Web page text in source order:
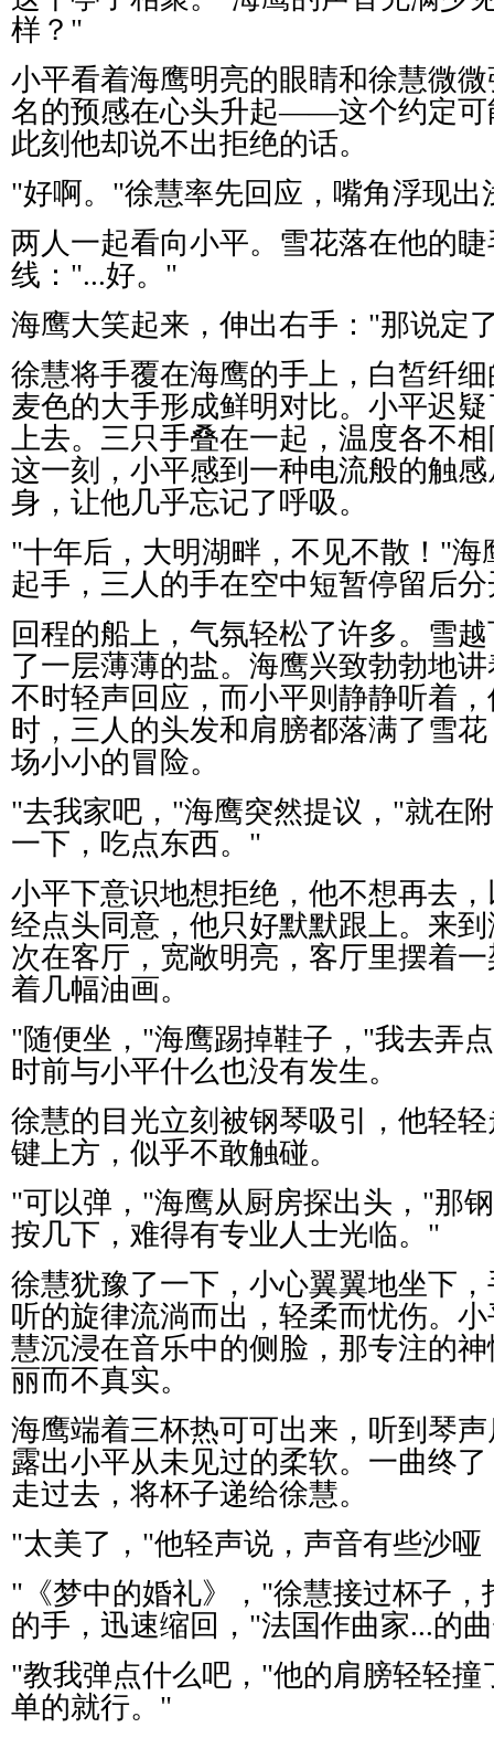
样？ "
小平看着海鹰明亮的眼睛和徐慧微
名的预感在心头升起——这个约定
此刻他却说不出拒绝的话。
"好啊。 "徐慧率先回应，嘴角浮现出
两人一起看向小平。雪花落在他的
线： "...好。 "
海鹰大笑起来，伸出右手： "那说定
徐慧将手覆在海鹰的手上，白皙纤
麦色的大手形成鲜明对比。小平迟
上去。三只手叠在一起，温度各不
这一刻，小平感到一种电流般的触
身，让他几乎忘记了呼吸。
"十年后，大明湖畔，不见不散！ "海
起手，三人的手在空中短暂停留后
回程的船上，气氛轻松了许多。雪
了一层薄薄的盐。海鹰兴致勃勃地
不时轻声回应，而小平则静静听着
时，三人的头发和肩膀都落满了雪
场小小的冒险。
"去我家吧， "海鹰突然提议， "就在
一下，吃点东西。 "
小平下意识地想拒绝，他不想再去
经点头同意，他只好默默跟上。来
次在客厅，宽敞明亮，客厅里摆着
着几幅油画。
"随便坐， "海鹰踢掉鞋子， "我去弄
时前与小平什么也没有发生。
徐慧的目光立刻被钢琴吸引，他轻
键上方，似乎不敢触碰。
"可以弹， "海鹰从厨房探出头， "那
按几下，难得有专业人士光临。 "
徐慧犹豫了一下，小心翼翼地坐下
听的旋律流淌而出，轻柔而忧伤。
慧沉浸在音乐中的侧脸，那专注的
丽而不真实。
海鹰端着三杯热可可出来，听到琴
露出小平从未见过的柔软。一曲终
走过去，将杯子递给徐慧。
"太美了， "他轻声说，声音有些沙哑
" 《梦中的婚礼》， "徐慧接过杯子，
的手，迅速缩回， "法国作曲家...的
"教我弹点什么吧， "他的肩膀轻轻撞
单的就行。 "